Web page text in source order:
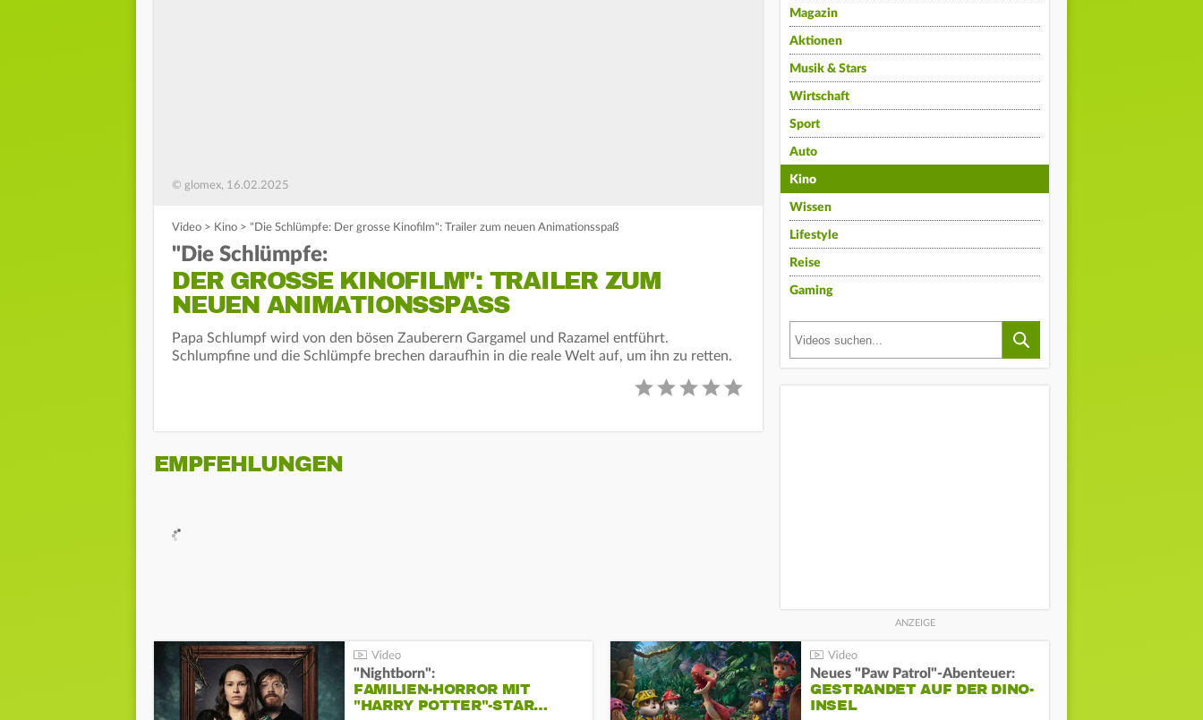
© glomex, 16.02.2025
Video > Kino > "Die Schlümpfe: Der grosse Kinofilm": Trailer zum neuen Animationsspaß
"Die Schlümpfe:
DER GROSSE KINOFILM": TRAILER ZUM
NEUEN ANIMATIONSSPASS
Papa Schlumpf wird von den bösen Zauberern Gargamel und Razamel entführt.
Schlumpfine und die Schlümpfe brechen daraufhin in die reale Welt auf, um ihn zu retten.
EMPFEHLUNGEN
Magazin
Aktionen
Musik & Stars
Wirtschaft
Sport
Auto
Kino
Wissen
Lifestyle
Reise
Gaming
"Nightborn":
FAMILIEN-HORROR MIT
"HARRY POTTER"-STAR…
Neues "Paw Patrol"-Abenteuer:
GESTRANDET AUF DER DINO-
INSEL